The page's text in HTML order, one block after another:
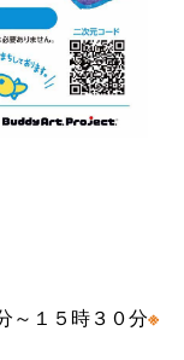
～１５時３０分※